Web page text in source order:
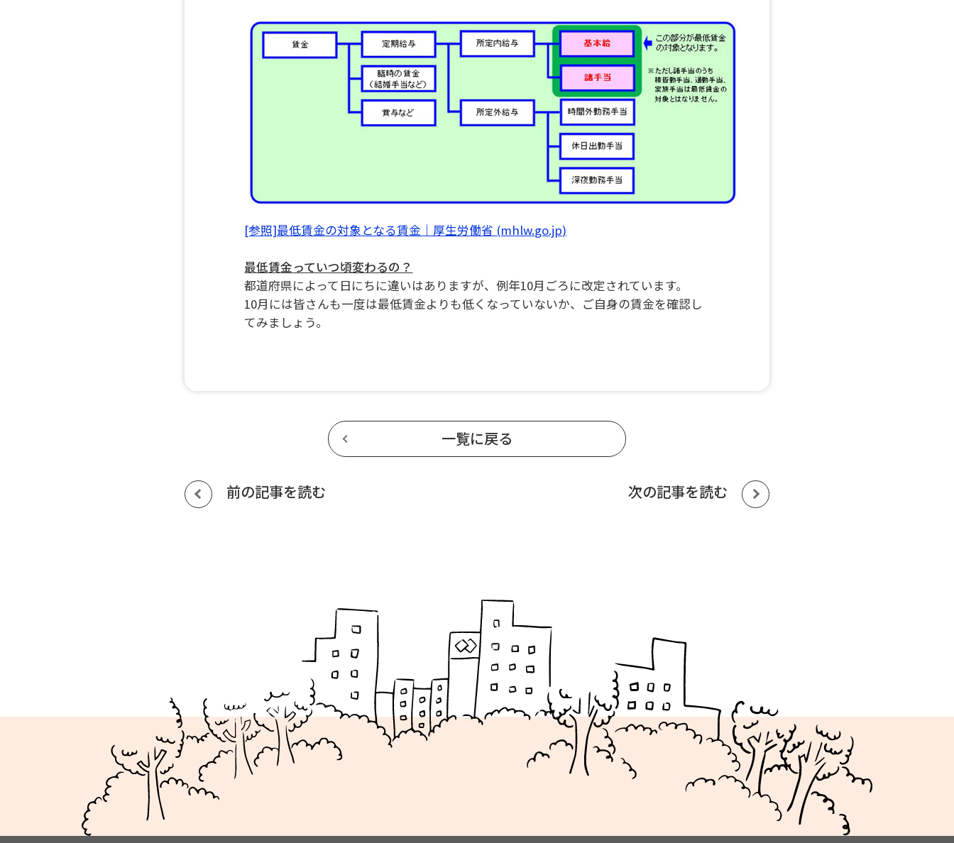
[参照]最低賃金の対象となる賃金｜厚生労働省 (mhlw.go.jp)
最低賃金っていつ頃変わるの？
都道府県によって日にちに違いはありますが、例年10月ごろに改定されています。
10月には皆さんも一度は最低賃金よりも低くなっていないか、ご自身の賃金を確認し
てみましょう。
一覧に戻る
前の記事を読む 次の記事を読む